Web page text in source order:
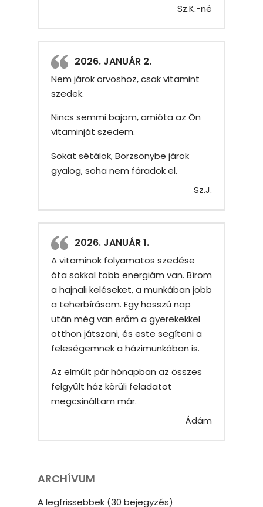
Sz.K.-né
2026. JANUÁR 2.
Nem járok orvoshoz, csak vitamint
szedek.
Nincs semmi bajom, amióta az Ön
vitaminját szedem.
Sokat sétálok, Börzsönybe járok
gyalog, soha nem fáradok el.
Sz.J.
2026. JANUÁR 1.
A vitaminok folyamatos szedése
óta sokkal több energiám van. Bírom
a hajnali keléseket, a munkában jobb
a teherbírásom. Egy hosszú nap
után még van erőm a gyerekekkel
otthon játszani, és este segíteni a
feleségemnek a házimunkában is.
Az elmúlt pár hónapban az összes
felgyűlt ház körüli feladatot
megcsináltam már.
Ádám
ARCHÍVUM
A legfrissebbek (30 bejegyzés)